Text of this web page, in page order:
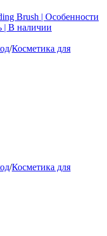
Brush | Особенности
| В наличии
/Косметика для
/Косметика для